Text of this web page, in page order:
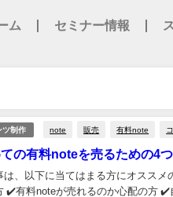
ム セミナー情報
ツ制作 note 販売 有料note
の有料noteを売るための4
は、以下に当てはまる方にオスス
✔️有料noteが売れるのか心配の方